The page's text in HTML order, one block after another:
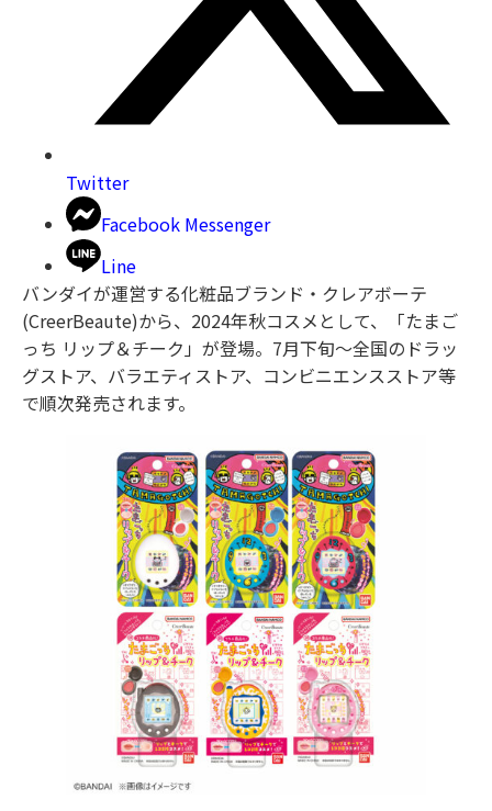
Twitter
Facebook Messenger
Line
バンダイが運営する化粧品ブランド・クレアボーテ
(CreerBeaute)から、2024年秋コスメとして、「たまご
っち リップ＆チーク」が登場。7月下旬〜全国のドラッ
グストア、バラエティストア、コンビニエンスストア等
で順次発売されます。